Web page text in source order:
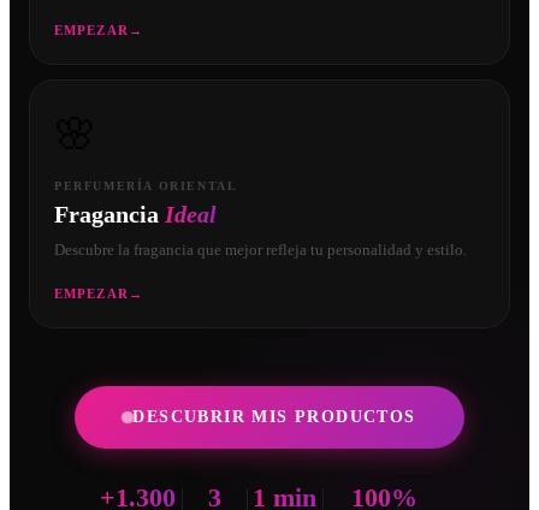
EMPEZAR →
PERFUMERÍA ORIENTAL
Fragancia Ideal
Descubre la fragancia que mejor refleja tu personalidad y estilo.
EMPEZAR →
DESCUBRIR MIS PRODUCTOS
+1.300 3 1 min 100%